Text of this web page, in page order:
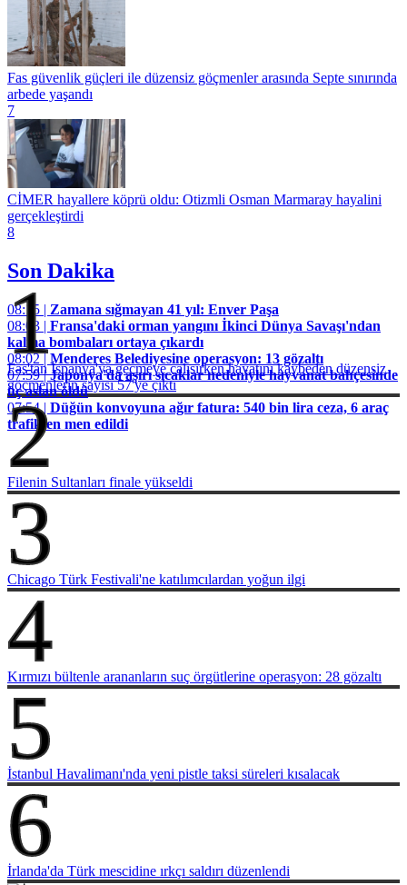
Fas güvenlik güçleri ile düzensiz göçmenler arasında Septe sınırında
arbede yaşandı
7
CİMER hayallere köprü oldu: Otizmli Osman Marmaray hayalini
gerçekleştirdi
8
Son Dakika
08:15 | Zamana sığmayan 41 yıl: Enver Paşa
08:03 | Fransa'daki orman yangını İkinci Dünya Savaşı'ndan
kalma bombaları ortaya çıkardı
08:02 |Menderes Belediyesine operasyon: 13 gözaltı
07:59 |Japonya'da aşırı sıcaklar nedeniyle hayvanat bahçesinde
üç aslan öldü
07:54 | Düğün konvoyuna ağır fatura: 540 bin lira ceza, 6 araç
trafikten men edildi
1
Fas'tan İspanya'ya geçmeye çalışırken hayatını kaybeden düzensiz
göçmenlerin sayısı 57'ye çıktı
2
Filenin Sultanları finale yükseldi
3
Chicago Türk Festivali'ne katılımcılardan yoğun ilgi
4
Kırmızı bültenle arananların suç örgütlerine operasyon: 28 gözaltı
5
İstanbul Havalimanı'nda yeni pistle taksi süreleri kısalacak
6
İrlanda'da Türk mescidine ırkçı saldırı düzenlendi